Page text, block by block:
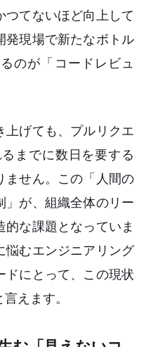
つてないほど向上して
発現場で新たなボトル
のが「コードレビュ
上げても、プルリクエ
までに数日を要する
ません。この「人間の
」が、組織全体のリー
的な課題となっていま
悩むエンジニアリング
ドにとって、この現状
えます。